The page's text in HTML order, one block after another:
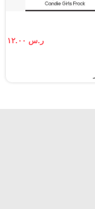
ر.س ١٢.٠٠